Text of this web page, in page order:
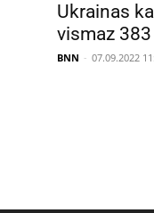
Ukrainas
vismaz
BNN - 07.09.2022